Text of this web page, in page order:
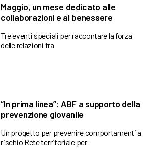
Maggio, un mese dedicato alle
collaborazioni e al benessere
Tre eventi speciali per raccontare la forza
delle relazioni tra
“In prima linea”: ABF a supporto della
prevenzione giovanile
Un progetto per prevenire comportamenti a
rischio Rete territoriale per